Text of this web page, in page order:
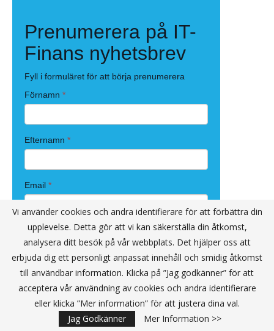
Vi använder cookies och andra identifierare för att förbättra din
upplevelse. Detta gör att vi kan säkerställa din åtkomst,
analysera ditt besök på vår webbplats. Det hjälper oss att
erbjuda dig ett personligt anpassat innehåll och smidig åtkomst
till användbar information. Klicka på ”Jag godkänner” för att
acceptera vår användning av cookies och andra identifierare
eller klicka ”Mer information” för att justera dina val.
Jag Godkänner
Mer Information >>